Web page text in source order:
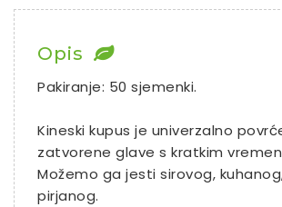
Opis
Pakiranje: 50 sjemenki.
Kineski kupus je univerzalno
zatvorene glave s kratkim
Možemo ga jesti sirovog,
pirjanog.